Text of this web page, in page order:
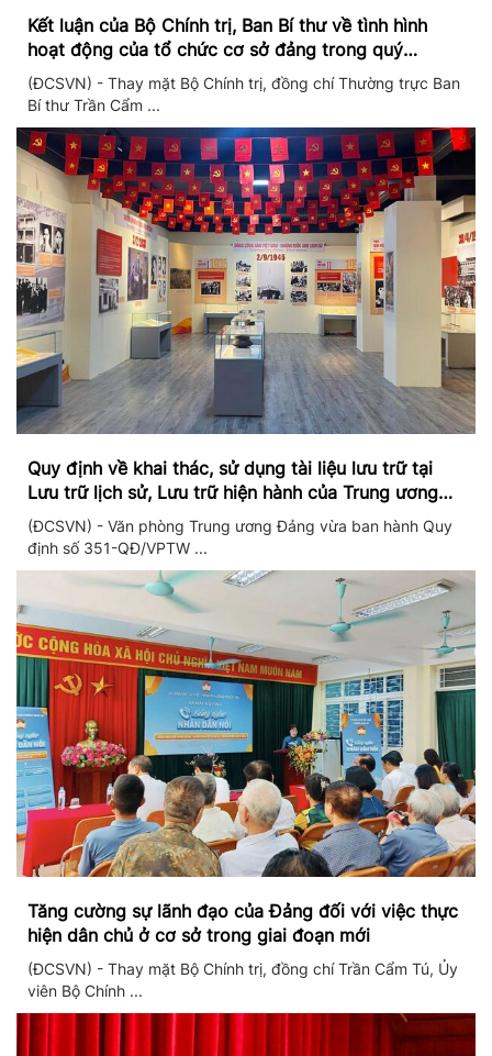
Kết luận của Bộ Chính trị, Ban Bí thư về tình hình
hoạt động của tổ chức cơ sở đảng trong quý
II/2026
(ĐCSVN) - Thay mặt Bộ Chính trị, đồng chí Thường trực Ban
Bí thư Trần Cẩm ...
Quy định về khai thác, sử dụng tài liệu lưu trữ tại
Lưu trữ lịch sử, Lưu trữ hiện hành của Trung ương
Đảng và Văn phòng Trung ương Đảng
(ĐCSVN) - Văn phòng Trung ương Đảng vừa ban hành Quy
định số 351-QĐ/VPTW ...
Tăng cường sự lãnh đạo của Đảng đối với việc thực
hiện dân chủ ở cơ sở trong giai đoạn mới
(ĐCSVN) - Thay mặt Bộ Chính trị, đồng chí Trần Cẩm Tú, Ủy
viên Bộ Chính ...